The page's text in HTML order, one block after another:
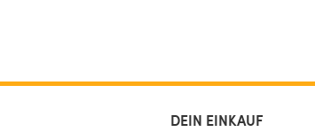
DEIN EINKAUF